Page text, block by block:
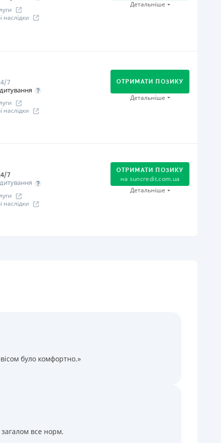
НБУ
Детальніше
Через відділення банків-партнерів
Через термінали самообслуговування
В касах і терміналах відділень
Через термінали Приватбанку
7
ОТРИМАТИ ПОЗИКУ
Детальніше
Онлайн (через сайт або інтернет-банкінг)
Через відділення банків-партнерів
НБУ
переоформлена 21.03.2024 р.
7
ОТРИМАТИ ПОЗИКУ
на suncredit.com.ua
Детальніше
було комфортно.»
все норм.